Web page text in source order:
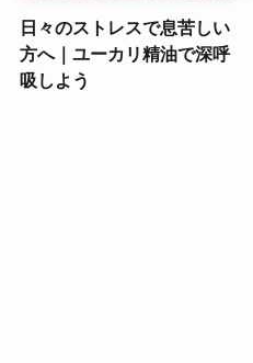
日々のストレスで息苦しい
方へ｜ユーカリ精油で深呼
吸しよう